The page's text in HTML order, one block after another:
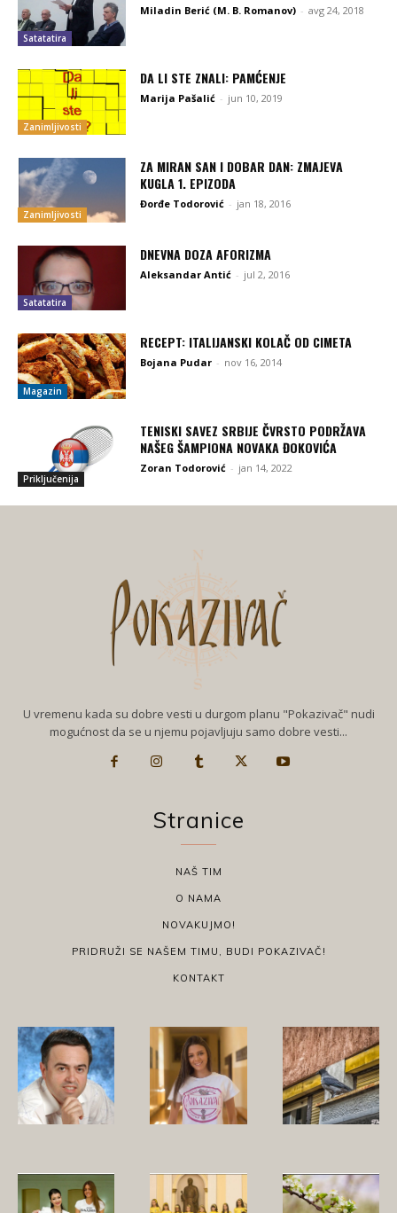
Satatatira
Miladin Berić (M. B. Romanov) - avg 24, 2018
Zanimljivosti
DA LI STE ZNALI: PAMĆENJE
Marija Pašalić - jun 10, 2019
Zanimljivosti
ZA MIRAN SAN I DOBAR DAN: ZMAJEVA
KUGLA 1. EPIZODA
Đorđe Todorović - jan 18, 2016
Satatatira
DNEVNA DOZA AFORIZMA
Aleksandar Antić - jul 2, 2016
Magazin
RECEPT: ITALIJANSKI KOLAČ OD CIMETA
Bojana Pudar - nov 16, 2014
Priključenija
TENISKI SAVEZ SRBIJE ČVRSTO PODRŽAVA
NAŠEG ŠAMPIONA NOVAKA ĐOKOVIĆA
Zoran Todorović - jan 14, 2022
U vremenu kada su dobre vesti u durgom planu "Pokazivač" nudi
mogućnost da se u njemu pojavljuju samo dobre vesti...
Stranice
NAŠ TIM
O NAMA
NOVAKUJMO!
PRIDRUŽI SE NAŠEM TIMU, BUDI POKAZIVAČ!
KONTAKT